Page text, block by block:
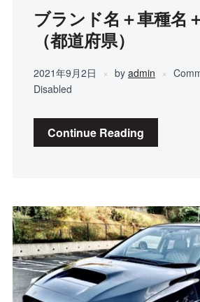
ブランド名＋車種名
（都道府県）
2021年9月2日 by admin
Disabled
Continue Reading